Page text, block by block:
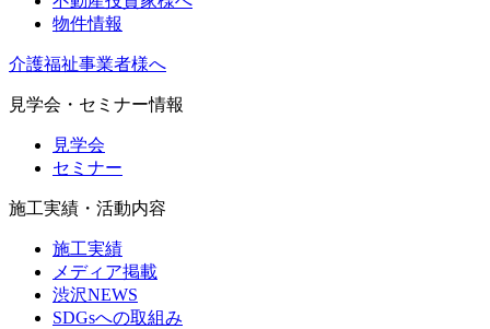
物件情報
介護福祉事業者様へ
見学会・セミナー情報
見学会
セミナー
施工実績・活動内容
施工実績
メディア掲載
渋沢NEWS
SDGsへの取組み